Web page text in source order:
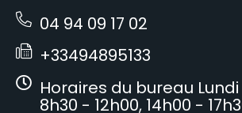
04 94 09 17 02
+33494895133
Horaires du bureau
8h30 - 12h00, 14h00 -